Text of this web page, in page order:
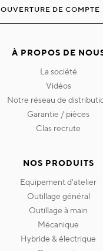
OUVERTURE DE COMPTE
À PROPOS DE
la société
vidéos
notre réseau de
garantie / pièces
clas recrute
NOS PRODUITS
equipement d'atelier
outillage général
outillage à main
mécanique
hybride & électrique